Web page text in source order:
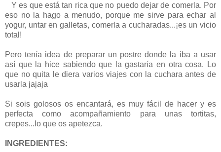
Y es que está tan rica que no puedo dejar de comerla. Por
eso no la hago a menudo, porque me sirve para echar al
yogur, untar en galletas, comerla a cucharadas...¡es un vicio
total!
Pero tenía idea de preparar un postre donde la iba a usar
así que la hice sabiendo que la gastaría en otra cosa. Lo
que no quita le diera varios viajes con la cuchara antes de
usarla jajaja
Si sois golosos os encantará, es muy fácil de hacer y es
perfecta como acompañamiento para unas tortitas,
crepes...lo que os apetezca.
INGREDIENTES: